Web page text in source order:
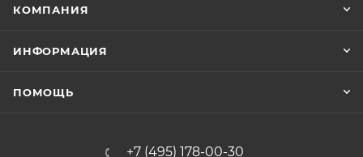
КОМПАНИЯ
ИНФОРМАЦИЯ
ПОМОЩЬ
+7 (495) 178-00-30